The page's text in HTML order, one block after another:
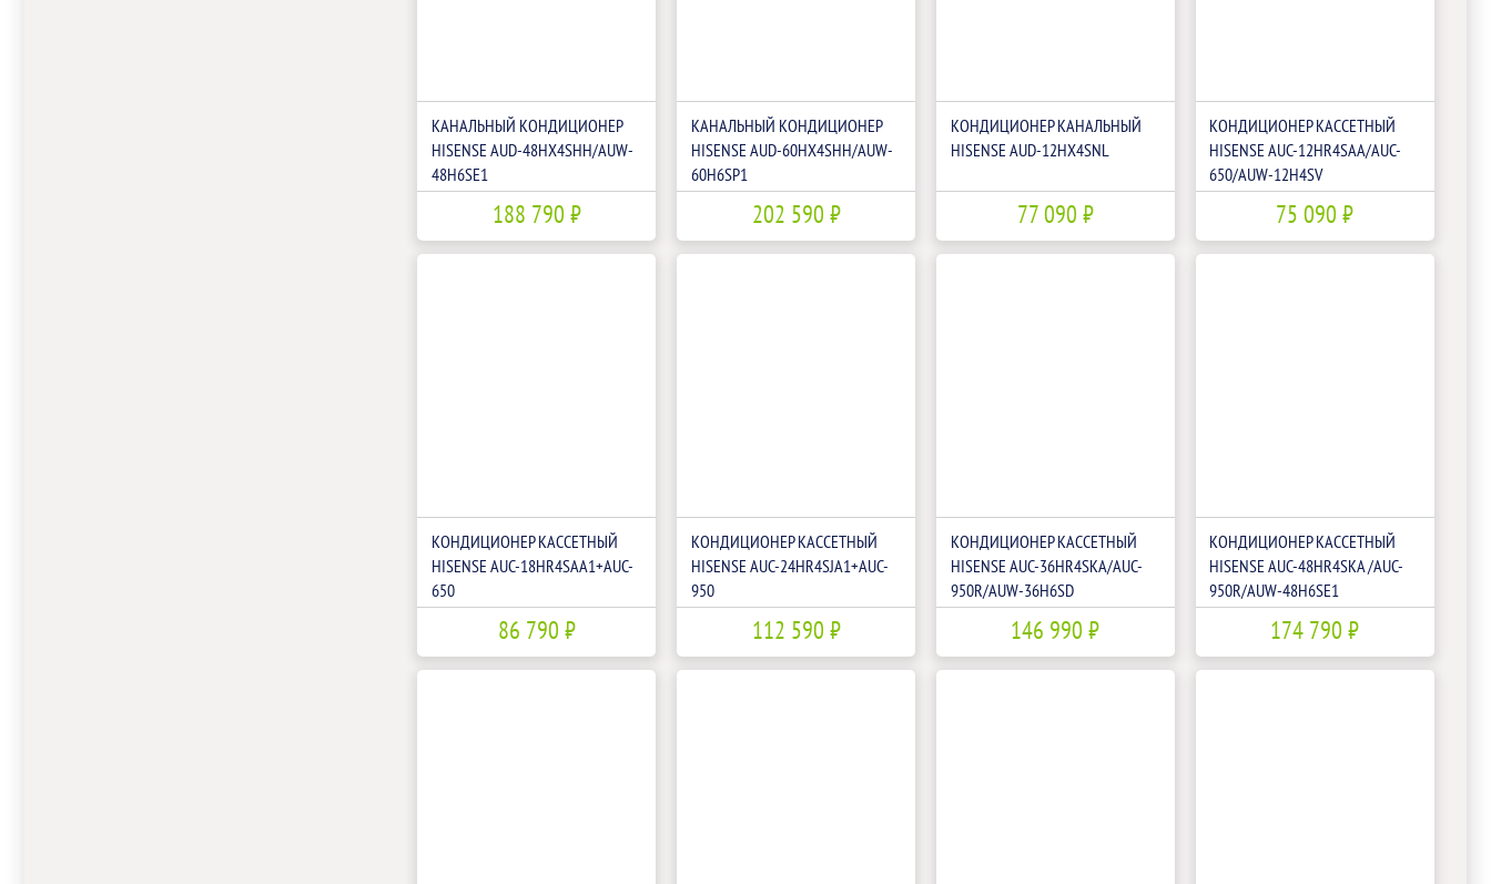
КАНАЛЬНЫЙ КОНДИЦИОНЕР
HISENSE AUD-48HX4SHH/AUW-
48H6SE1
188 790 ₽
КАНАЛЬНЫЙ КОНДИЦИОНЕР
HISENSE AUD-60HX4SHH/AUW-
60H6SP1
202 590 ₽
КОНДИЦИОНЕР КАНАЛЬНЫЙ
HISENSE AUD-12HX4SNL
77 090 ₽
КОНДИЦИОНЕР КАССЕТНЫЙ
HISENSE AUC-12HR4SAA/AUC-
650/AUW-12H4SV
75 090 ₽
КОНДИЦИОНЕР КАССЕТНЫЙ
HISENSE AUC-18HR4SAA1+AUC-
650
86 790 ₽
КОНДИЦИОНЕР КАССЕТНЫЙ
HISENSE AUC-24HR4SJA1+AUC-
950
112 590 ₽
КОНДИЦИОНЕР КАССЕТНЫЙ
HISENSE AUC-36HR4SKA/AUC-
950R/AUW-36H6SD
146 990 ₽
КОНДИЦИОНЕР КАССЕТНЫЙ
HISENSE AUC-48HR4SKA /AUC-
950R/AUW-48H6SE1
174 790 ₽